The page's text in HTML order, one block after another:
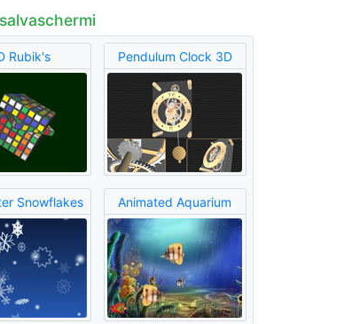
Rubik's Pendulum Clock 3D
Snowflakes Animated Aquarium